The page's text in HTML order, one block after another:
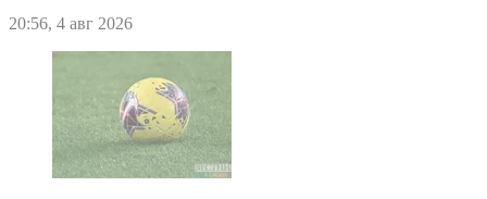
20:56, 4 авг 2026